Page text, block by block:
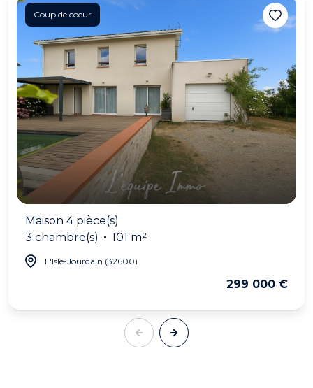
Coup de coeur
Maison 4 pièce(s)
3 chambre(s)
101 m²
L'Isle-Jourdain (32600)
299 000 €